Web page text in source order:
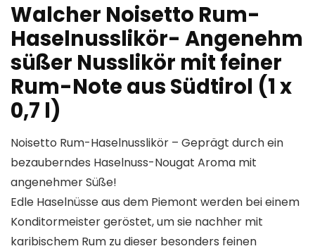
Walcher Noisetto Rum-
Haselnusslikör- Angenehm
süßer Nusslikör mit feiner
Rum-Note aus Südtirol (1 x
0,7 l)
Noisetto Rum-Haselnusslikör – Geprägt durch ein
bezauberndes Haselnuss-Nougat Aroma mit
angenehmer Süße!
Edle Haselnüsse aus dem Piemont werden bei einem
Konditormeister geröstet, um sie nachher mit
karibischem Rum zu dieser besonders feinen